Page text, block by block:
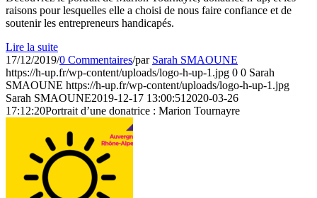
raisons pour lesquelles elle a choisi de nous faire confiance et de
soutenir les entrepreneurs handicapés.
Lire la suite
17/12/2019/0 Commentaires/par Sarah SMAOUNE
https://h-up.fr/wp-content/uploads/logo-h-up-1.jpg 0 0 Sarah
SMAOUNE https://h-up.fr/wp-content/uploads/logo-h-up-1.jpg
Sarah SMAOUNE2019-12-17 13:00:51 2020-03-26
17:12:20Portrait d’une donatrice : Marion Tournayre